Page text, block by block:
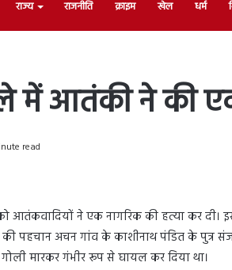
राज्य राजनीति क्राइम खेल धर्म
में आतंकी ने की
read
आतंकवादियों ने एक नागरिक की हत्या कर
पहचान अचन गांव के काशीनाथ पंडित के पुत्र
मारकर गंभीर रूप से घायल कर दिया था।